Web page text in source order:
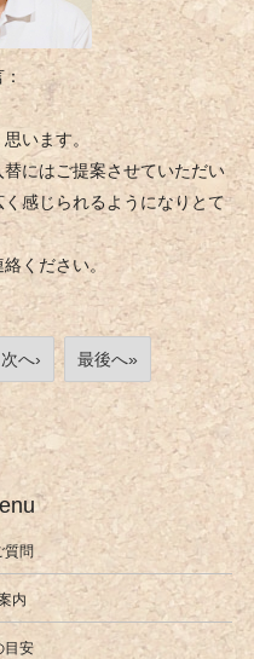
います。
にはご提案させていただい
感じられるようになりとて
ください。
次へ› 最後へ»
質問
内
目安